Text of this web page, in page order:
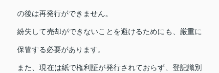
の後は再発行ができません。
紛失して売却ができないことを避けるためにも、厳重に
保管する必要があります。
また、現在は紙で権利証が発行されておらず、登記識別